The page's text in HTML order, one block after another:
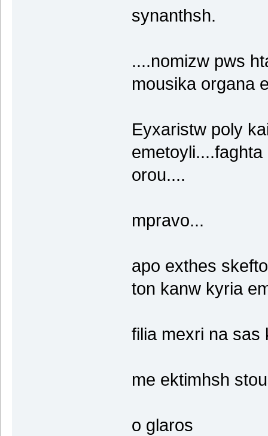
synanthsh.
....nomizw pws
mousika organa
Eyxaristw poly
orou....
mpravo...
apo exthes
ton kanw kyria
filia mexri na sas
me ektimhsh
o glaros